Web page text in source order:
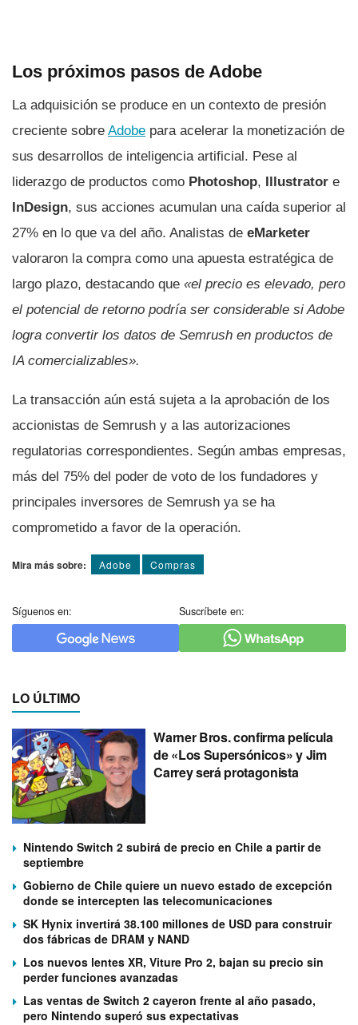
Los próximos pasos de Adobe
La adquisición se produce en un contexto de presión
creciente sobre Adobe para acelerar la monetización de
sus desarrollos de inteligencia artificial. Pese al
liderazgo de productos como Photoshop, Illustrator e
InDesign, sus acciones acumulan una caída superior al
27% en lo que va del año. Analistas de eMarketer
valoraron la compra como una apuesta estratégica de
largo plazo, destacando que «el precio es elevado, pero
el potencial de retorno podría ser considerable si Adobe
logra convertir los datos de Semrush en productos de
IA comercializables».
La transacción aún está sujeta a la aprobación de los
accionistas de Semrush y a las autorizaciones
regulatorias correspondientes. Según ambas empresas,
más del 75% del poder de voto de los fundadores y
principales inversores de Semrush ya se ha
comprometido a favor de la operación.
Mira más sobre: Adobe Compras
Síguenos en: Suscríbete en:
LO ÚLTIMO
Warner Bros. confirma película
de «Los Supersónicos» y Jim
Carrey será protagonista
Nintendo Switch 2 subirá de precio en Chile a partir de
septiembre
Gobierno de Chile quiere un nuevo estado de excepción
donde se intercepten las telecomunicaciones
SK Hynix invertirá 38.100 millones de USD para construir
dos fábricas de DRAM y NAND
Los nuevos lentes XR, Viture Pro 2, bajan su precio sin
perder funciones avanzadas
Las ventas de Switch 2 cayeron frente al año pasado,
pero Nintendo superó sus expectativas